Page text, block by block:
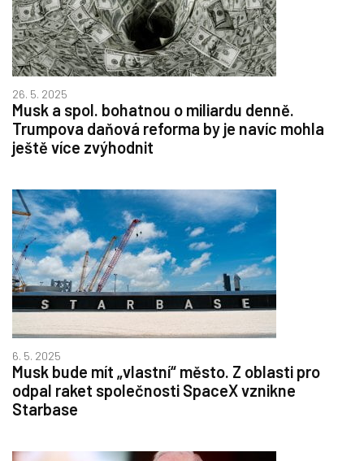
26. 5. 2025
Musk a spol. bohatnou o miliardu denně.
Trumpova daňová reforma by je navíc mohla
ještě více zvýhodnit
6. 5. 2025
Musk bude mít „vlastní“ město. Z oblasti pro
odpal raket společnosti SpaceX vznikne
Starbase